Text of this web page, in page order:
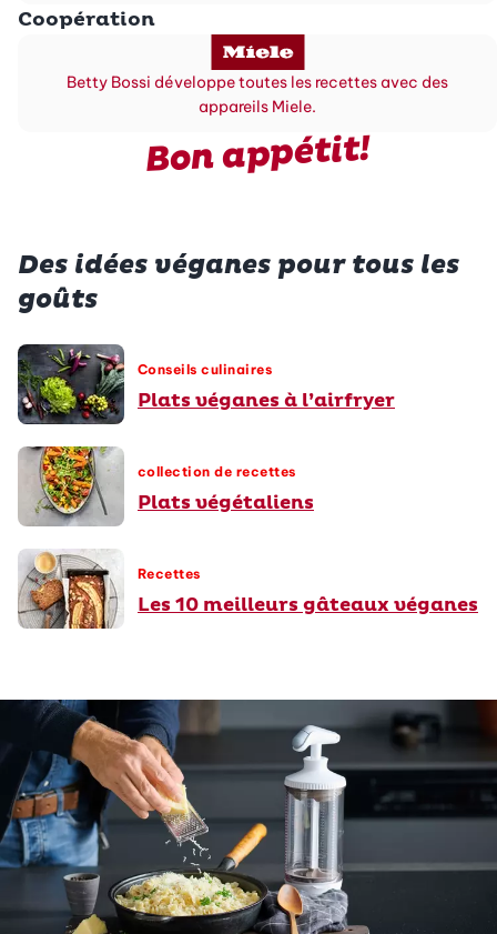
Coopération
Betty Bossi développe toutes les recettes avec des
appareils Miele.
Bon appétit!
Des idées véganes pour tous les
goûts
Conseils culinaires
Plats véganes à l’airfryer
collection de recettes
Plats végétaliens
Recettes
Les 10 meilleurs gâteaux véganes